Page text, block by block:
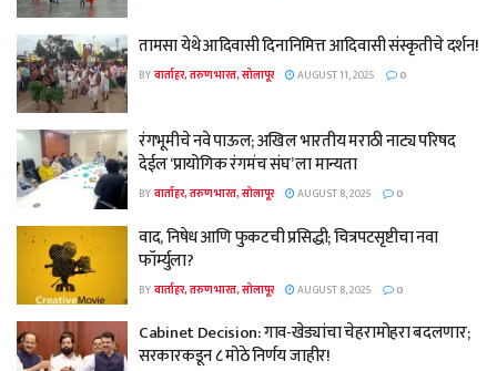
तामसा येथे आदिवासी दिनानिमित्त आदिवासी संस्कृतीचे दर्शन!
BYवार्ताहर, तरुण भारत, सोलापूर AUGUST 11, 2025 0
रंगभूमीचे नवे पाऊल; अखिल भारतीय मराठी नाट्य परिषद
देईल ‘प्रायोगिक रंगमंच संघ’ ला मान्यता
BYवार्ताहर, तरुण भारत, सोलापूर AUGUST 8, 2025 0
वाद, निषेध आणि फुकटची प्रसिद्धी; चित्रपटसृष्टीचा नवा
फॉर्म्युला?
BYवार्ताहर, तरुण भारत, सोलापूर AUGUST 8, 2025 0
Cabinet Decision: गाव-खेड्यांचा चेहरामोहरा बदलणार;
सरकारकडून ८ मोठे निर्णय जाहीर!